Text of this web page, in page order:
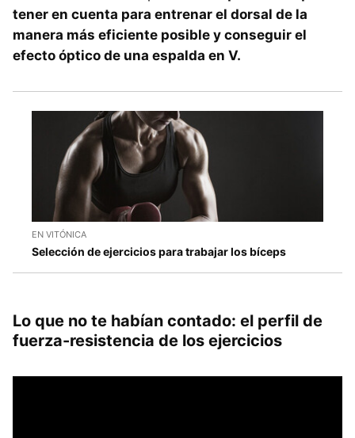
tener en cuenta para entrenar el dorsal de la
manera más eficiente posible y conseguir el
efecto óptico de una espalda en V.
EN VITÓNICA
Selección de ejercicios para trabajar los bíceps
Lo que no te habían contado: el perfil de
fuerza-resistencia de los ejercicios